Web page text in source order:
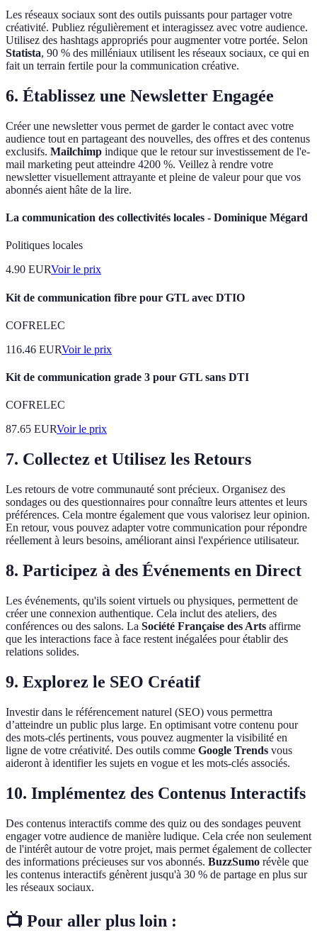
Les réseaux sociaux sont des outils puissants pour partager votre
créativité. Publiez régulièrement et interagissez avec votre audience.
Utilisez des hashtags appropriés pour augmenter votre portée. Selon
Statista, 90 % des milléniaux utilisent les réseaux sociaux, ce qui en
fait un terrain fertile pour la communication créative.
6. Établissez une Newsletter Engagée
Créer une newsletter vous permet de garder le contact avec votre
audience tout en partageant des nouvelles, des offres et des contenus
exclusifs. Mailchimp indique que le retour sur investissement de l'e-
mail marketing peut atteindre 4200 %. Veillez à rendre votre
newsletter visuellement attrayante et pleine de valeur pour que vos
abonnés aient hâte de la lire.
La communication des collectivités locales - Dominique Mégard
Politiques locales
4.90 EURVoir le prix
Kit de communication fibre pour GTL avec DTIO
COFRELEC
116.46 EURVoir le prix
Kit de communication grade 3 pour GTL sans DTI
COFRELEC
87.65 EURVoir le prix
7. Collectez et Utilisez les Retours
Les retours de votre communauté sont précieux. Organisez des
sondages ou des questionnaires pour connaître leurs attentes et leurs
préférences. Cela montre également que vous valorisez leur opinion.
En retour, vous pouvez adapter votre communication pour répondre
réellement à leurs besoins, améliorant ainsi l'expérience utilisateur.
8. Participez à des Événements en Direct
Les événements, qu'ils soient virtuels ou physiques, permettent de
créer une connexion authentique. Cela inclut des ateliers, des
conférences ou des salons. La Société Française des Arts affirme
que les interactions face à face restent inégalées pour établir des
relations solides.
9. Explorez le SEO Créatif
Investir dans le référencement naturel (SEO) vous permettra
d’atteindre un public plus large. En optimisant votre contenu pour
des mots-clés pertinents, vous pouvez augmenter la visibilité en
ligne de votre créativité. Des outils comme Google Trends vous
aideront à identifier les sujets en vogue et les mots-clés associés.
10. Implémentez des Contenus Interactifs
Des contenus interactifs comme des quiz ou des sondages peuvent
engager votre audience de manière ludique. Cela crée non seulement
de l'intérêt autour de votre projet, mais permet également de collecter
des informations précieuses sur vos abonnés. BuzzSumo révèle que
les contenus interactifs génèrent jusqu'à 30 % de partage en plus sur
les réseaux sociaux.
📺 Pour aller plus loin :